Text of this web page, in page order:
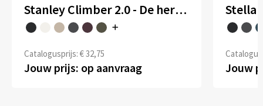
Stanley Climber 2.0 - De heren bodywarmer
Catalogusprijs: € 32,75
Jouw prijs: op aanvraag Jouw